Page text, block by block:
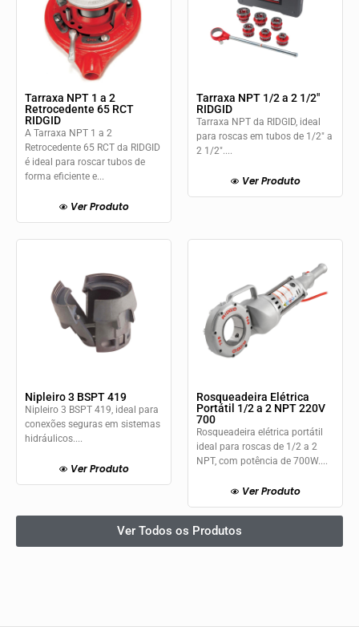
Tarraxa NPT 1 a 2
Retrocedente 65 RCT
RIDGID
A Tarraxa NPT 1 a 2
Retrocedente 65 RCT da RIDGID
é ideal para roscar tubos de
forma eficiente e...
Ver Produto
Tarraxa NPT 1/2 a 2 1/2″
RIDGID
Tarraxa NPT da RIDGID, ideal
para roscas em tubos de 1/2" a
2 1/2"....
Ver Produto
Nipleiro 3 BSPT 419
Nipleiro 3 BSPT 419, ideal para
conexões seguras em sistemas
hidráulicos....
Ver Produto
Rosqueadeira Elétrica
Portátil 1/2 a 2 NPT 220V
700
Rosqueadeira elétrica portátil
ideal para roscas de 1/2 a 2
NPT, com potência de 700W....
Ver Produto
Ver Todos os Produtos